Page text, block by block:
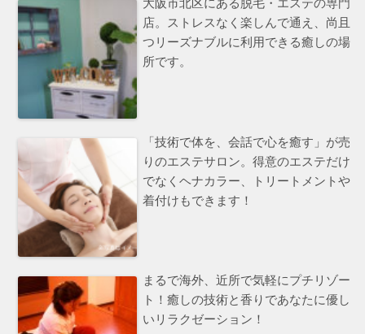
大阪市北区にある脱毛・エステの専門
店。ストレスなく楽しんで通え、尚且
つリーズナブルに利用できる癒しの場
所です。
「技術で体を、会話で心を癒す」が売
りのエステサロン。得意のエステだけ
でなくヘナカラー、トリートメントや
着付けもできます！
まるで海外、近所で気軽にプチリゾー
ト！癒しの技術と香りであなたに優し
いリラクゼーション！